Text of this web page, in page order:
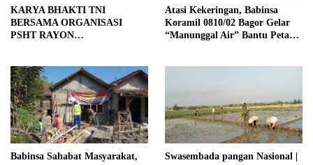
KARYA BHAKTI TNI
BERSAMA ORGANISASI
PSHT RAYON
ROYONG DAN
KEMANUNGGALAN TNI-
RAKYAT
Atasi Kekeringan, Babinsa
Koramil 0810/02 Bagor Gelar
“Manunggal Air” Bantu Petani
Babinsa Sahabat Masyarakat,
Swasembada pangan Nasional |